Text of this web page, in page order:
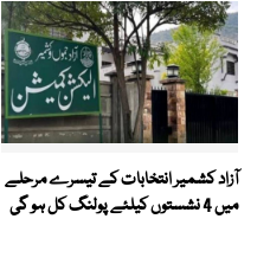
آزاد کشمیر انتخابات کے تیسرے مرحلے
میں 4 نشستوں کیلئے پولنگ کل ہو گی